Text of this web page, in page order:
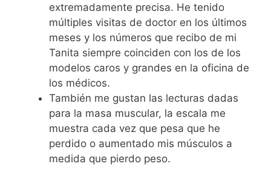
extremadamente precisa. He tenido
múltiples visitas de doctor en los últimos
meses y los números que recibo de mi
Tanita siempre coinciden con los de los
modelos caros y grandes en la oficina de
los médicos.
También me gustan las lecturas dadas
para la masa muscular, la escala me
muestra cada vez que pesa que he
perdido o aumentado mis músculos a
medida que pierdo peso.